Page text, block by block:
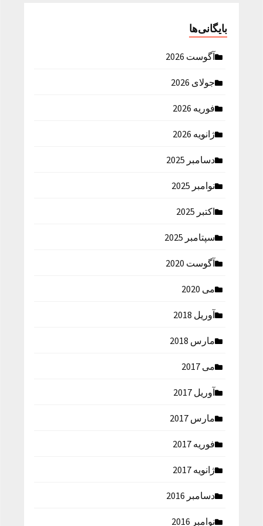
بایگانی‌ها
آگوست 2026
جولای 2026
فوریه 2026
ژانویه 2026
دسامبر 2025
نوامبر 2025
اکتبر 2025
سپتامبر 2025
آگوست 2020
می 2020
آوریل 2018
مارس 2018
می 2017
آوریل 2017
مارس 2017
فوریه 2017
ژانویه 2017
دسامبر 2016
نوامبر 2016